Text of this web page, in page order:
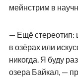
мейнстрим в
— Ещё стереотип:
в озёрах или
никогда. Я буду
озера Байкал, —